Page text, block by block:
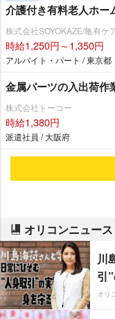
介護付き有料老人ホー
株式会社SOYOKAZE/亀有ケ
時給1,250円～1,350円
アルバイト・パート / 東京都
金属パーツの入出荷作
株式会社トーコー
時給1,380円
派遣社員 / 大阪府
オリコンニュー
川
引
オリ